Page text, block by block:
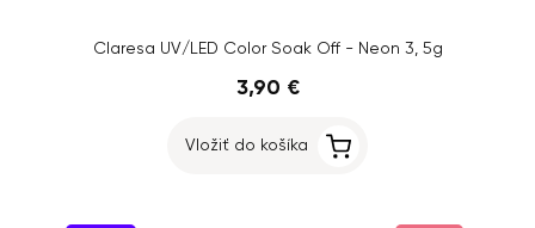
Claresa UV/LED Color Soak Off - Neon 3, 5g
3,90 €
Vložiť do košíka